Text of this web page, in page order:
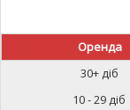
Оренда
30+ діб
10 - 29 діб